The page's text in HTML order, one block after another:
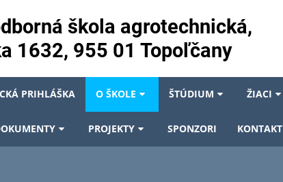
škola agrotechnická,
1632, 955 01 Topoľčany
PRIHLÁŠKA O ŠKOLE ŠTÚDIUM ŽIACI
PROJEKTY SPONZORI KONTAKT